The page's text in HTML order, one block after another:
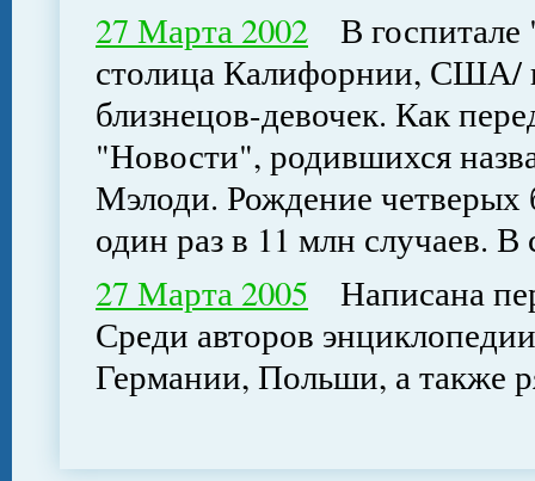
27 Марта 2002 В госпитале
столица Калифорнии, США/
близнецов-девочек. Как
"Новости", родившихся
Мэлоди. Рождение четверых
один раз в 11 млн случаев.
27 Марта 2005 Написана
Среди авторов
Германии, Польши, а также